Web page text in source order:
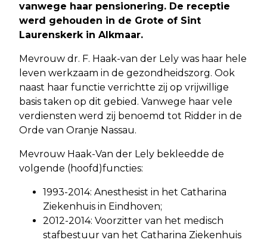
vanwege haar pensionering. De receptie
werd gehouden in de Grote of Sint
Laurenskerk in Alkmaar.
Mevrouw dr. F. Haak-van der Lely was haar hele
leven werkzaam in de gezondheidszorg. Ook
naast haar functie verrichtte zij op vrijwillige
basis taken op dit gebied. Vanwege haar vele
verdiensten werd zij benoemd tot Ridder in de
Orde van Oranje Nassau.
Mevrouw Haak-Van der Lely bekleedde de
volgende (hoofd)functies:
1993-2014: Anesthesist in het Catharina
Ziekenhuis in Eindhoven;
2012-2014: Voorzitter van het medisch
stafbestuur van het Catharina Ziekenhuis